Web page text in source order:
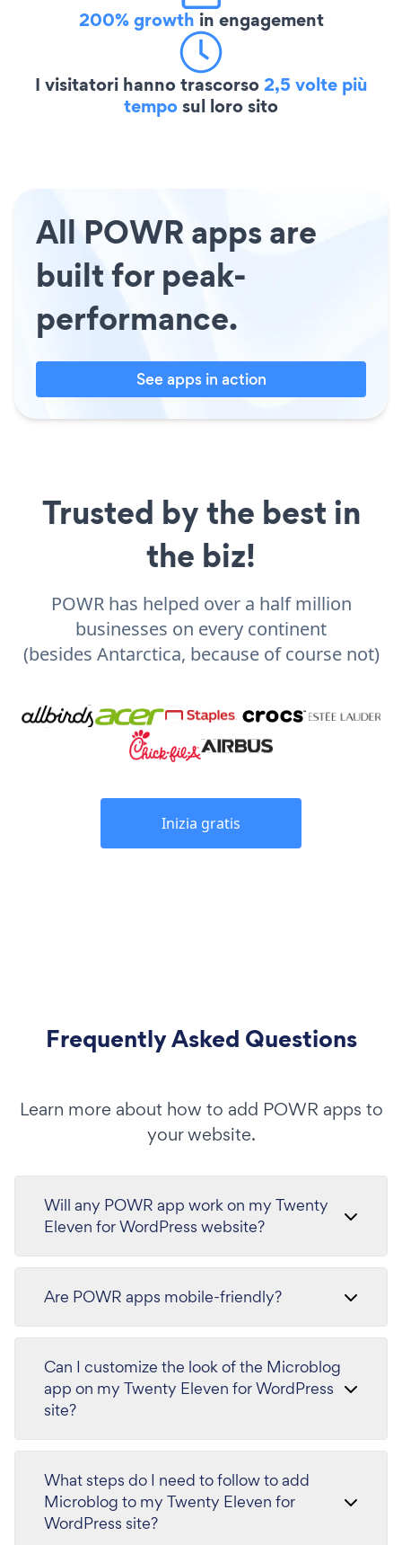
200% growth in engagement
I visitatori hanno trascorso2,5 volte più
temposul loro sito
All POWR apps are
built for peak-
performance.
See apps in action
Trusted by the best in
the biz!
POWR has helped over a half million
businesses on every continent
(besides Antarctica, because of course not)
Inizia gratis
Frequently Asked Questions
Learn more about how to add POWR apps to
your website.
Will any POWR app work on my Twenty
Eleven for WordPress website?
Are POWR apps mobile-friendly?
Can I customize the look of the Microblog
app on my Twenty Eleven for WordPress
site?
What steps do I need to follow to add
Microblog to my Twenty Eleven for
WordPress site?